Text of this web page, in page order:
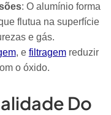
: O alumínio forma
flutua na superfície
e gás.
, e filtragemreduzir
o óxido.
Do